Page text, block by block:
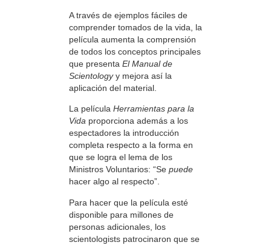
A través de ejemplos fáciles de
comprender tomados de la vida, la
película aumenta la comprensión
de todos los conceptos principales
que presenta El Manual de
Scientologyy mejora así la
aplicación del material.
La película Herramientas para la
Vida proporciona además a los
espectadores la introducción
completa respecto a la forma en
que se logra el lema de los
Ministros Voluntarios: “Se puede
hacer algo al respecto”.
Para hacer que la película esté
disponible para millones de
personas adicionales, los
scientologists patrocinaron que se